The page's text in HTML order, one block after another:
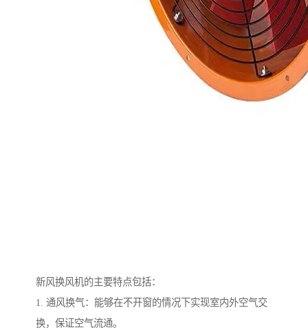
新风换风机的主要特点包括：
1. 通风换气：能够在不开窗的情况下实现室内外空气交
换，保证空气流通。